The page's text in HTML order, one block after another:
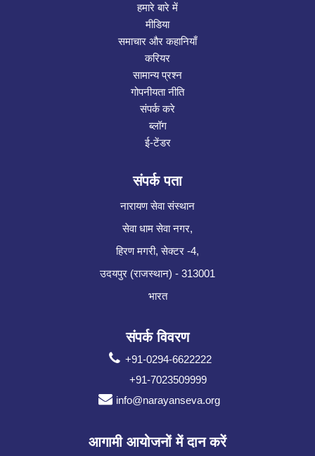
हमारे बारे में
मीडिया
समाचार और कहानियाँ
करियर
सामान्य प्रश्न
गोपनीयता नीति
संपर्क करे
ब्लॉग
ई-टेंडर
संपर्क पता
नारायण सेवा संस्थान
सेवा धाम सेवा नगर,
हिरण मगरी, सेक्टर -4,
उदयपुर (राजस्थान) - 313001
भारत
संपर्क विवरण
+91-0294-6622222
+91-7023509999
info@narayanseva.org
आगामी आयोजनों में दान करें